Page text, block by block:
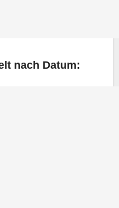
nach Datum: